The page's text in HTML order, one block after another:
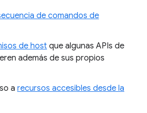
de comandos de
de host que algunas APIs de
además de sus propios
a recursos accesibles desde la